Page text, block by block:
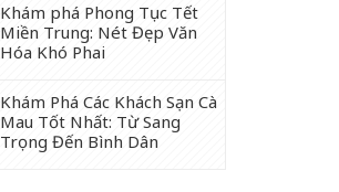
Khám phá Phong Tục Tết
Miền Trung: Nét Đẹp Văn
Hóa Khó Phai
Khám Phá Các Khách Sạn Cà
Mau Tốt Nhất: Từ Sang
Trọng Đến Bình Dân